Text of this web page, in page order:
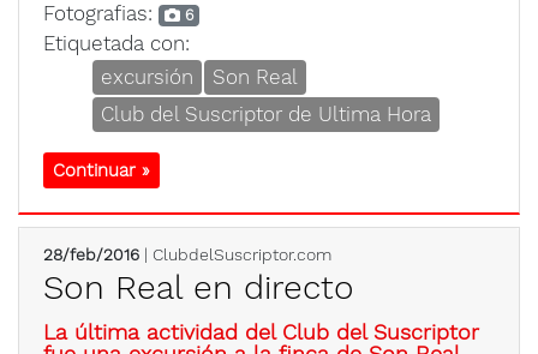
Fotografias: 6
Etiquetada con:
excursión
Son Real
Club del Suscriptor de Ultima Hora
Continuar »
28/feb/2016 | ClubdelSuscriptor.com
Son Real en directo
La última actividad del Club del Suscriptor